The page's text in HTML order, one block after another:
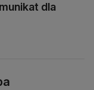
dla